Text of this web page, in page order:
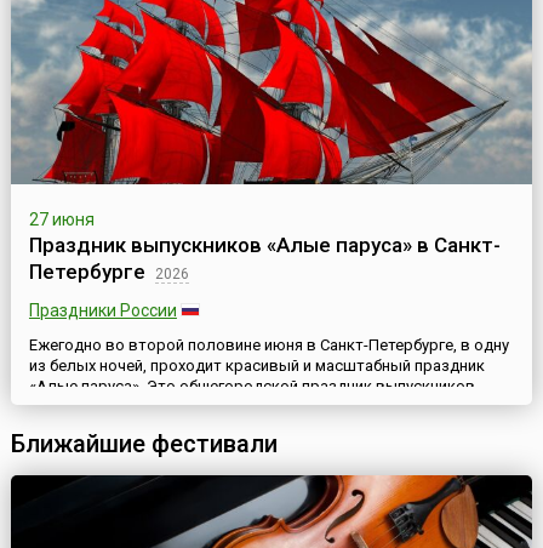
27 июня
Праздник выпускников «Алые паруса» в Санкт-
Петербурге
2026
Праздники России
Ежегодно во второй половине июня в Санкт-Петербурге, в одну
из белых ночей, проходит красивый и масштабный праздник
«Алые паруса». Это общегородской праздник выпускников
средних школ северной столицы России. Хотя фиксированной
максимально ближайшую к самой светлой ночи. Но никогда не
Ближайшие фестивали